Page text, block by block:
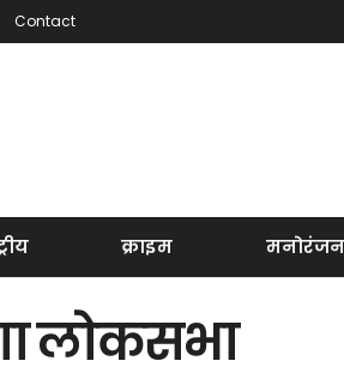
Contact
क्राइम मनोरंजन
लोकसभा